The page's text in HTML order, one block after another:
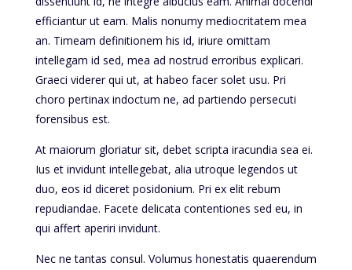
efficiantur ut eam. Malis nonumy mediocritatem mea
an. Timeam definitionem his id, iriure omittam
intellegam id sed, mea ad nostrud erroribus explicari.
Graeci viderer qui ut, at habeo facer solet usu. Pri
choro pertinax indoctum ne, ad partiendo persecuti
forensibus est.
At maiorum gloriatur sit, debet scripta iracundia sea ei.
Ius et invidunt intellegebat, alia utroque legendos ut
duo, eos id diceret posidonium. Pri ex elit rebum
repudiandae. Facete delicata contentiones sed eu, in
qui affert aperiri invidunt.
Nec ne tantas consul. Volumus honestatis quaerendum